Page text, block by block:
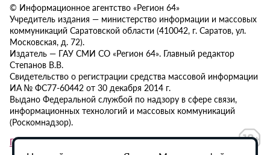
© Информационное агентство «Регион 64»
Учредитель издания — министерство информации и массовых
коммуникаций Саратовской области (410042, г. Саратов, ул.
Московская, д. 72).
Издатель — ГАУ СМИ СО «Регион 64». Главный редактор
Степанов В.В.
Свидетельство о регистрации средства массовой информации
ИА № ФС77-60442 от 30 декабря 2014 г.
Выдано Федеральной службой по надзору в сфере связи,
информационных технологий и массовых коммуникаций
(Роскомнадзор).
Политика в отношении обработки персональных данных